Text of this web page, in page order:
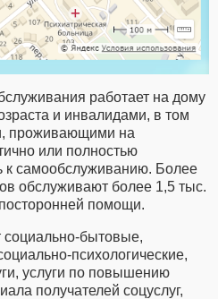
работает на дому
и инвалидами, в том
проживающими на
или полностью
к самообслуживанию. Более
обслуживают более 1,5 тыс.
помощи.
социально-бытовые,
психологические,
услуги по повышению
получателей соцуслуг,